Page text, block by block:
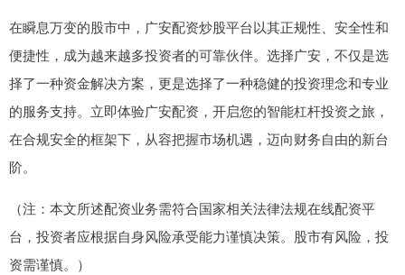
在瞬息万变的股市中，广安配资炒股平台以其正规性、安全性和
便捷性，成为越来越多投资者的可靠伙伴。选择广安，不仅是选
择了一种资金解决方案，更是选择了一种稳健的投资理念和专业
的服务支持。立即体验广安配资，开启您的智能杠杆投资之旅，
在合规安全的框架下，从容把握市场机遇，迈向财务自由的新台
阶。
（注：本文所述配资业务需符合国家相关法律法规在线配资平
台，投资者应根据自身风险承受能力谨慎决策。股市有风险，投
资需谨慎。）